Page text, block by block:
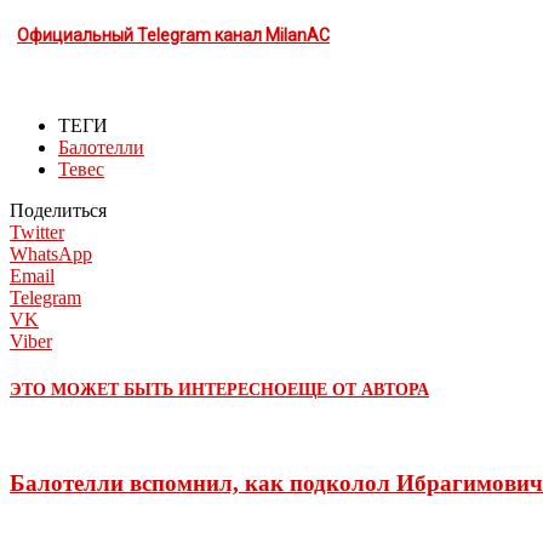
Официальный Telegram канал MilanAC
ТЕГИ
Балотелли
Тевес
Поделиться
Twitter
WhatsApp
Email
Telegram
VK
Viber
ЭТО МОЖЕТ БЫТЬ ИНТЕРЕСНОЕЩЕ ОТ АВТОРА
Балотелли вспомнил, как подколол